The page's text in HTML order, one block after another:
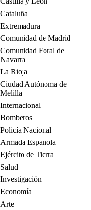
Cataluña
Extremadura
Comunidad de Madrid
Comunidad Foral de
Navarra
La Rioja
Ciudad Autónoma de
Melilla
Internacional
Bomberos
Policía Nacional
Armada Española
Ejército de Tierra
Salud
Investigación
Economía
Arte